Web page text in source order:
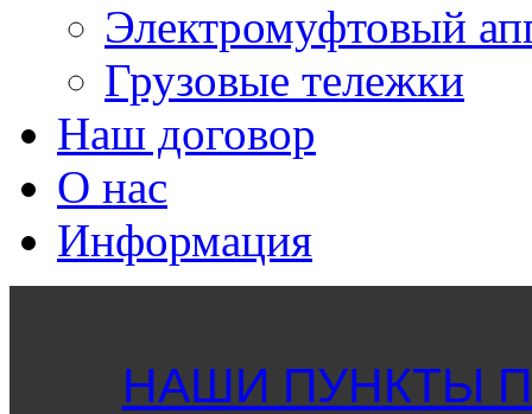
Электромуфтовый
Грузовые тележки
Наш договор
О нас
Информация
НАШИ ПУНКТЫ